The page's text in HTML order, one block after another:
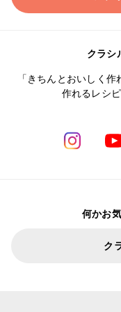
クラシ
「きちんとおいしく
作れるレシ
何かお
ク